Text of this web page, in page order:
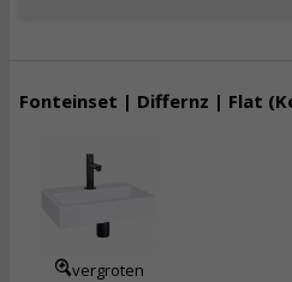
Fonteinset | Differnz | Flat
vergroten